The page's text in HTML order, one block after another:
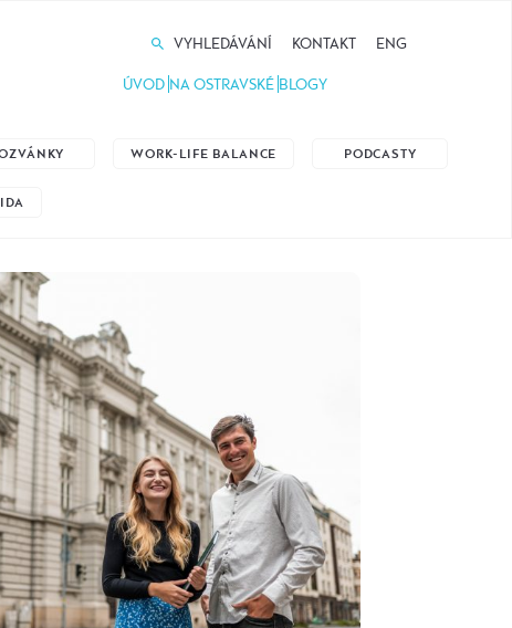
VYHLEDÁVÁNÍ KONTAKT ENG
ÚVOD NA OSTRAVSKÉ BLOGY
WORK-LIFE BALANCE PODCASTY